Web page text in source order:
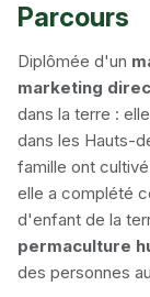
Parcours
Diplômée d'un
marketing
dans la terre :
dans les Hauts-
famille ont
elle a complété
d'enfant de la
permaculture
des personnes